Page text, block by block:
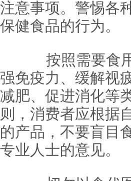
注意事项。警惕各
保健食品的行为。
按照需要食用
强免疫力、缓解视
减肥、促进消化等
则，消费者应根据
的产品，不要盲目
专业人士的意见。